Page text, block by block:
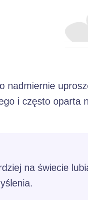
nadmiernie
i często oparta
na świecie